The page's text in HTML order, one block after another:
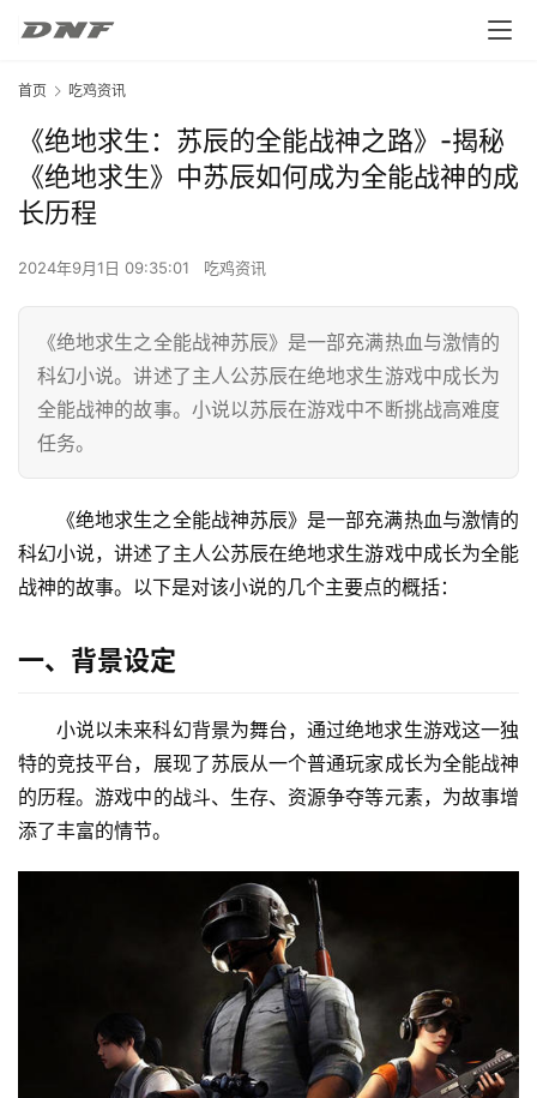
首页 吃鸡资讯
《绝地求生：苏辰的全能战神之路》-揭秘
《绝地求生》中苏辰如何成为全能战神的成
长历程
2024年9月1日 09:35:01 吃鸡资讯
《绝地求生之全能战神苏辰》是一部充满热血与激情的
科幻小说。讲述了主人公苏辰在绝地求生游戏中成长为
全能战神的故事。小说以苏辰在游戏中不断挑战高难度
任务。
《绝地求生之全能战神苏辰》是一部充满热血与激情的
科幻小说，讲述了主人公苏辰在绝地求生游戏中成长为全能
战神的故事。以下是对该小说的几个主要点的概括：
一、背景设定
小说以未来科幻背景为舞台，通过绝地求生游戏这一独
特的竞技平台，展现了苏辰从一个普通玩家成长为全能战神
的历程。游戏中的战斗、生存、资源争夺等元素，为故事增
添了丰富的情节。